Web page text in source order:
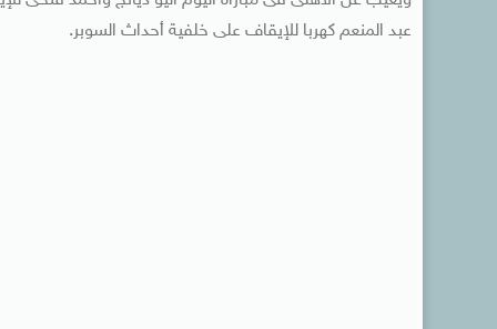
عبد المنعم كهربا للإيقاف على خلفية أحداث السوبر.